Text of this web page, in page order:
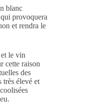
blanc
provoquera
et rendra le
le vin
cette raison
des
très élevé et